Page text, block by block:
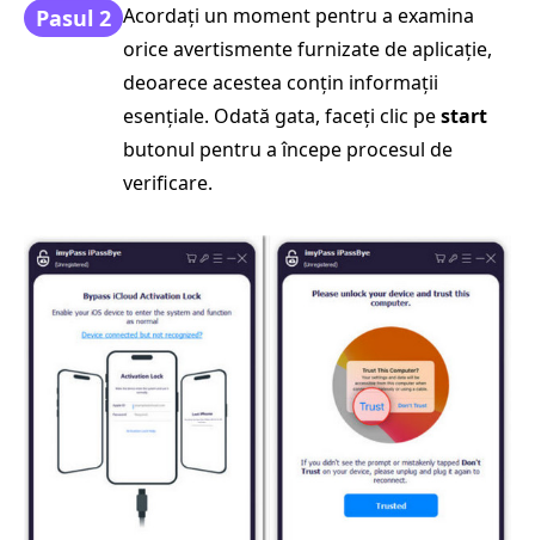
Pasul 2 Acordați un moment pentru a examina
orice avertismente furnizate de aplicație,
deoarece acestea conțin informații
esențiale. Odată gata, faceți clic pestart
butonul pentru a începe procesul de
verificare.